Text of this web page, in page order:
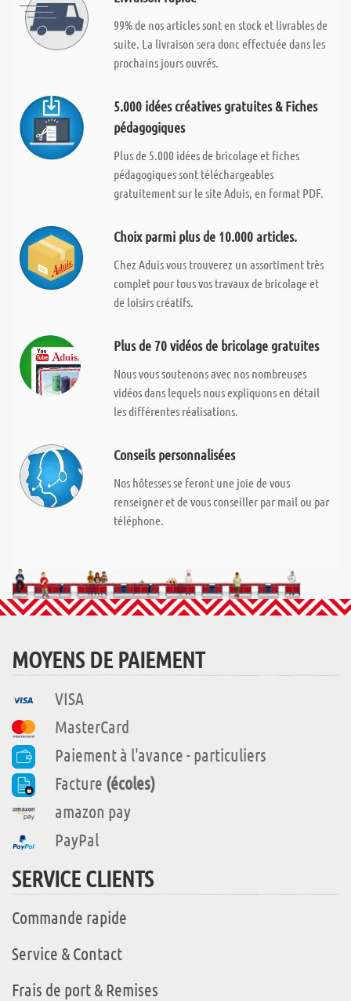
99% de nos articles sont en stock et livrables de
suite. La livraison sera donc effectuée dans les
prochains jours ouvrés.
5.000 idées créatives gratuites & Fiches
pédagogiques
Plus de 5.000 idées de bricolage et fiches
pédagogiques sont téléchargeables
gratuitement sur le site Aduis, en format PDF.
Choix parmi plus de 10.000 articles.
Chez Aduis vous trouverez un assortiment très
complet pour tous vos travaux de bricolage et
de loisirs créatifs.
Plus de 70 vidéos de bricolage gratuites
Nous vous soutenons avec nos nombreuses
vidéos dans lequels nous expliquons en détail
les différentes réalisations.
Conseils personnalisées
Nos hôtesses se feront une joie de vous
renseigner et de vous conseiller par mail ou par
téléphone.
MOYENS DE PAIEMENT
VISA
MasterCard
Paiement à l'avance - particuliers
Facture (écoles)
amazon pay
PayPal
SERVICE CLIENTS
Commande rapide
Service & Contact
Frais de port & Remises